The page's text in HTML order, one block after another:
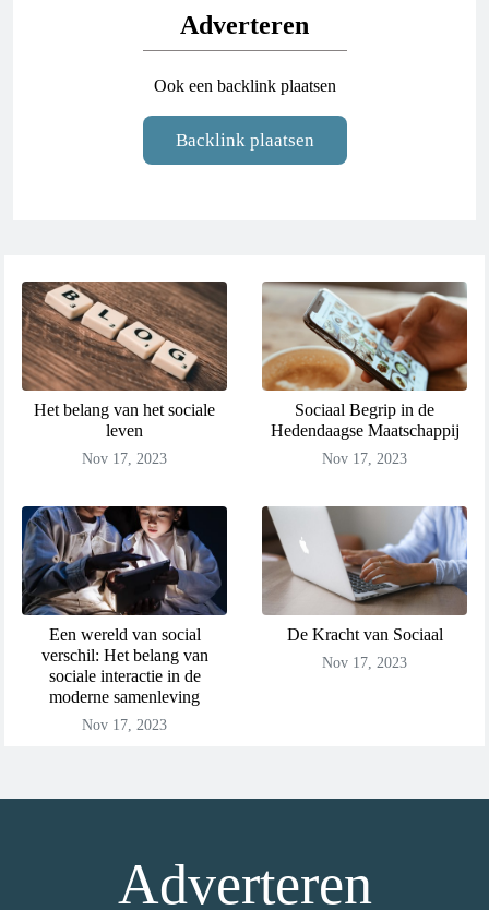
Adverteren
Ook een backlink plaatsen
Backlink plaatsen
Het belang van het sociale
leven
Nov 17, 2023
Sociaal Begrip in de
Hedendaagse Maatschappij
Nov 17, 2023
Een wereld van social
verschil: Het belang van
sociale interactie in de
moderne samenleving
Nov 17, 2023
De Kracht van Sociaal
Nov 17, 2023
Adverteren